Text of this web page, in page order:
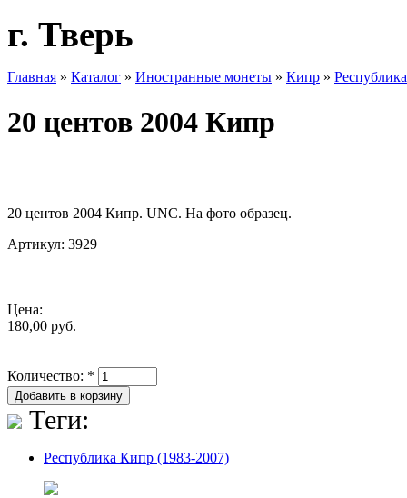
г. Тверь
Главная » Каталог » Иностранные монеты » Кипр »
20 центов 2004 Кипр
20 центов 2004 Кипр. UNC. На фото образец.
Артикул: 3929
Цена:
180,00 руб.
Количество: *
Теги:
Республика Кипр (1983-2007)